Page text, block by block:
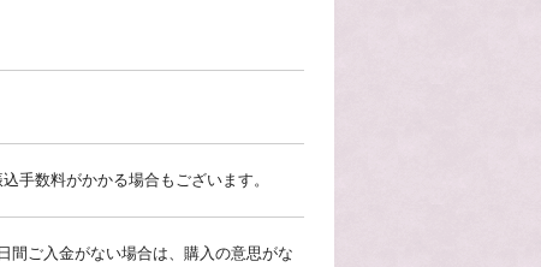
手数料がかかる場合もございます。
間ご入金がない場合は、購入の意思がな